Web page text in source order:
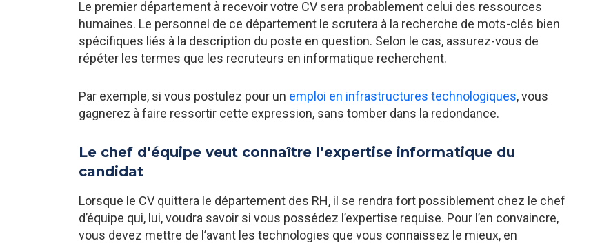
Le premier département à recevoir votre CV sera probablement celui des ressources
humaines. Le personnel de ce département le scrutera à la recherche de mots-clés bien
spécifiques liés à la description du poste en question. Selon le cas, assurez-vous de
répéter les termes que les recruteurs en informatique recherchent.
Par exemple, si vous postulez pour un emploi en infrastructures technologiques, vous
gagnerez à faire ressortir cette expression, sans tomber dans la redondance.
Le chef d’équipe veut connaître l’expertise informatique du
candidat
Lorsque le CV quittera le département des RH, il se rendra fort possiblement chez le chef
d’équipe qui, lui, voudra savoir si vous possédez l’expertise requise. Pour l’en convaincre,
vous devez mettre de l’avant les technologies que vous connaissez le mieux, en